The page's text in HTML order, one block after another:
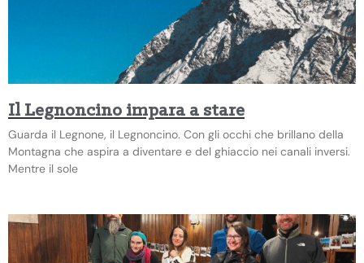
Il Legnoncino impara a stare
Guarda il Legnone, il Legnoncino. Con gli occhi che brillano della
Montagna che aspira a diventare e del ghiaccio nei canali inversi.
Mentre il sole